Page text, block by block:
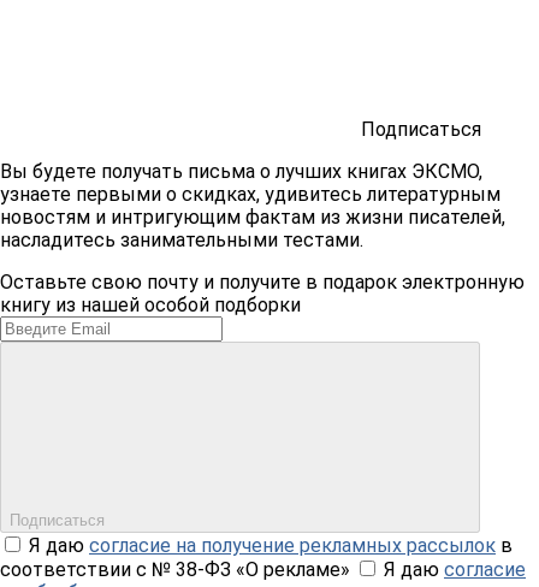
Подписаться
Вы будете получать письма о лучших книгах ЭКСМО,
узнаете первыми о скидках, удивитесь литературным
новостям и интригующим фактам из жизни писателей,
насладитесь занимательными тестами.
Оставьте свою почту и получите в подарок электронную
книгу из нашей особой подборки
Подписаться
Я даю согласие на получение рекламных рассылок в
соответствии с № 38-ФЗ «О рекламе»
Я даю согласие